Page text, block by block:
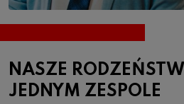
NASZE
JEDNYM ZESPOLE